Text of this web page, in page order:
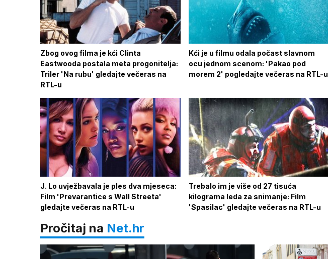
Zbog ovog filma je kći Clinta
Eastwooda postala meta progonitelja:
Triler 'Na rubu' gledajte večeras na
RTL-u
Kći je u filmu odala počast slavnom
ocu jednom scenom: 'Pakao pod
morem 2' pogledajte večeras na RTL-u
J. Lo uvježbavala je ples dva mjeseca:
Film 'Prevarantice s Wall Streeta'
gledajte večeras na RTL-u
Trebalo im je više od 27 tisuća
kilograma leda za snimanje: Film
'Spasilac' gledajte večeras na RTL-u
Pročitaj na Net.hr